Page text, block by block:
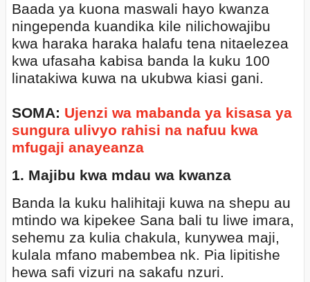
Baada ya kuona maswali hayo kwanza
ningependa kuandika kile nilichowajibu
kwa haraka haraka halafu tena nitaelezea
kwa ufasaha kabisa banda la kuku 100
linatakiwa kuwa na ukubwa kiasi gani.
SOMA: Ujenzi wa mabanda ya kisasa ya
sungura ulivyo rahisi na nafuu kwa
mfugaji anayeanza
1. Majibu kwa mdau wa kwanza
Banda la kuku halihitaji kuwa na shepu au
mtindo wa kipekee Sana bali tu liwe imara,
sehemu za kulia chakula, kunywea maji,
kulala mfano mabembea nk. Pia lipitishe
hewa safi vizuri na sakafu nzuri.